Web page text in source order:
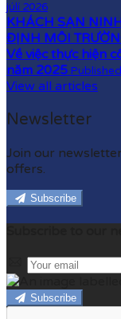
júlí 2026
KHÁCH SẠN
ĐỊNH MÔI
Về việc thực hiện
năm 2025
View all articles
Newsletter
Join our
offers.
Subscribe
Subscribe